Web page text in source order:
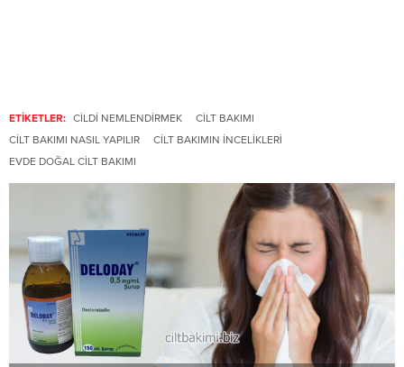
ETİKETLER: CILDI NEMLENDIRMEK
CILT BAKIMI
CILT BAKIMI NASIL YAPILIR
CILT BAKIMIN INCELIKLERI
EVDE DOĞAL CILT BAKIMI